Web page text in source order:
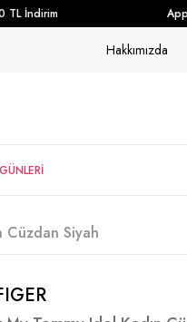
İndirim
Hakkımızda
Cüzdan Siyah